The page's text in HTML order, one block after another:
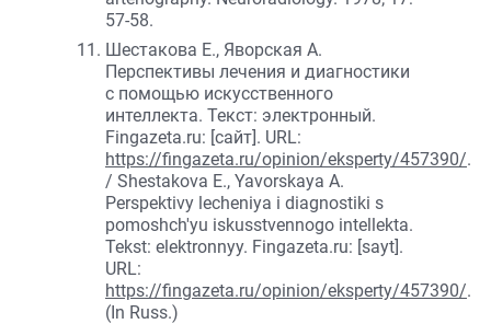
57-58.
Шестакова Е., Яворская А.
Перспективы лечения и диагностики
с помощью искусственного
интеллекта. Текст: электронный.
Fingazeta.ru: [сайт]. URL:
https://fingazeta.ru/opinion/eksperty/457390/.
/ Shestakova E., Yavorskaya A.
Perspektivy lecheniya i diagnostiki s
pomoshch'yu iskusstvennogo intellekta.
Tekst: elektronnyy. Fingazeta.ru: [sayt].
URL:
https://fingazeta.ru/opinion/eksperty/457390/.
(In Russ.)